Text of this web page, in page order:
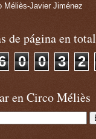
Méliès-Javier Jiménez
de página en total
0 0 3 2
en Circo Méliès